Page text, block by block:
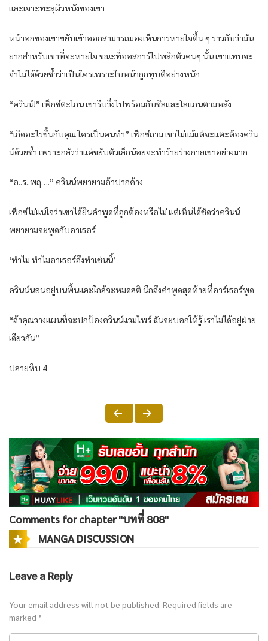
และเจาะทะลุผิวหนังของเขา
หน้าอกของเขาขยับเข้าออกสามารถมองเห็นการหายใจตื้น ๆ ราวกับว่ามัน
ยากสำหรับเขาที่จะหายใจ ขณะที่ออสการ์ไปพลิกตัวคนๆ นั้น เขาแทบจะ
จำไม่ได้ด้วยซ้ำว่าเป็นใครเพราะใบหน้าถูกทุบตีอย่างหนัก
“ควินน์!” เฟ็กซ์ตะโกน เขารีบวิ่งไปพร้อมกับซิลและโลแกนตามหลัง
“เกิดอะไรขึ้นกับคุณ ใครเป็นคนทำ” เฟ็กซ์ถาม เขาไม่แม้แต่จะแตะต้องควิน
น์ด้วยซ้ำ เพราะกลัวว่าแค่ขยับตัวเล็กน้อยจะทำร้ายร่างกายเขาอย่างมาก
“อ..ร..พฤ….” ควินน์พยายามอ้าปากค้าง
เฟ็กซ์ไม่แน่ใจว่าเขาได้ยินคำพูดที่ถูกต้องหรือไม่ แต่เห็นได้ชัดว่าควินน์
พยายามจะพูดกับอาเธอร์
‘ทำไม ทำไมอาเธอร์ถึงทำเช่นนี้’
ควินน์นอนอยู่บนพื้นและใกล้จะหมดสติ นึกถึงคำพูดสุดท้ายที่อาร์เธอร์พูด
“ถ้าคุณวางแผนที่จะปกป้องควินน์แวมไพร์ ฉันจะบอกให้รู้ เราไม่ได้อยู่ฝ่าย
เดียวกัน”
ปลายหีบ 4
Comments for chapter "บทที่ 808"
MANGA DISCUSSION
Leave a Reply
Your email address will not be published. Required fields are
marked *